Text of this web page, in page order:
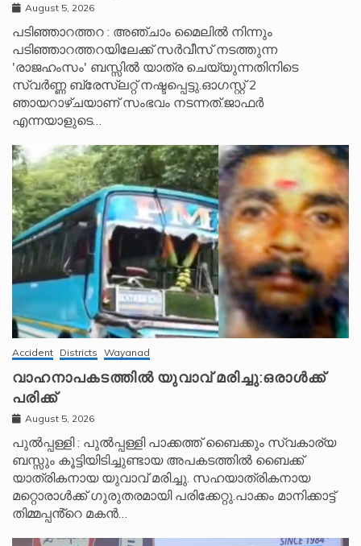
August 5, 2026
പടിഞ്ഞാറത്തറ : അഞ്ചാം മൈലിൽ നിന്നും
പടിഞ്ഞാറത്തറയിലേക്ക് സർവീസ് നടത്തുന്ന
'രാജഹംസം' ബസ്സിൽ യാത്ര ചെയ്യുന്നതിനിടെ
സ്വർണ്ണ ബ്രേസ്‌ലറ്റ് നഷ്ടപ്പെട്ടു.ഓഗസ്റ്റ് 2
ഞായറാഴ്ചയാണ് സംഭവം നടന്നത്.ജാഫർ
എന്നയാളുടെ…
Accident Districts Wayanad
വാഹനാപകടത്തിൽ യുവാവ് മരിച്ചു:ഒരാൾക്ക്
പരിക്ക്
August 5, 2026
പുൽപ്പള്ളി : പുൽപ്പള്ളി പാക്കത്ത് ബൈക്കും സ്വകാര്യ
ബസ്സും കൂട്ടിയിടിച്ചുണ്ടായ അപകടത്തിൽ ബൈക്ക്
യാത്രികനായ യുവാവ് മരിച്ചു. സഹയാത്രികനായ
മറ്റൊരാൾക്ക് ഗുരുതരമായി പരിക്കേറ്റു.പാക്കം മാനിക്കാട്ട്
തിമ്മപ്പൻ്റെ മകൻ…